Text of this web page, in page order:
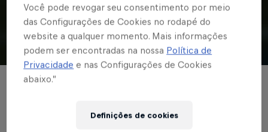
© Red Bull Bragantino
Sub-20 do Braga bate
Você pode revogar seu consentimento por meio
das Configurações de Cookies no rodapé do
website a qualquer momento. Mais informações
podem ser encontradas na nossa Política de
Privacidade e nas Configurações de Cookies
abaixo.”
Definições de cookies